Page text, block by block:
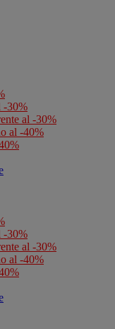
-30%
al -30%
al -40%
-30%
al -30%
al -40%